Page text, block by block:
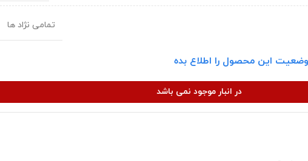
تمامی نژاد ها
وضعیت این محصول را اطلاع بده
در انبار موجود نمی باشد